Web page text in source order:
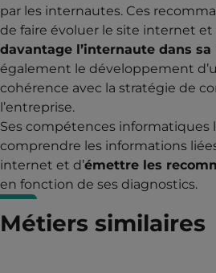
par les internautes. Ces
de faire évoluer le site internet et
davantage l’internaute dans
également le développement
cohérence avec la stratégie de
l’entreprise.
Ses compétences
comprendre les informations
internet et d’émettre les
en fonction de ses diagnostics.
Métiers similaires